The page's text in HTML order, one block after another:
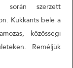
BELÜL
során szerzett
Kukkants bele a
közösségi
Reméljük